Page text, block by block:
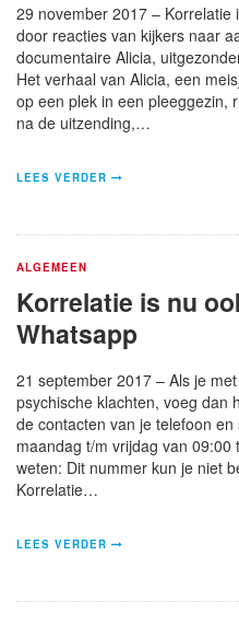
29 november 2017 –
door reacties van kijkers naar
documentaire Alicia,
Het verhaal van Alicia, een
op een plek in een pleeggezin,
na de uitzending,…
LEES VERDER
ALGEMEEN
Korrelatie is nu
Whatsapp
21 september 2017 – Als je
psychische klachten, voeg dan
de contacten van je telefoon
maandag t/m vrijdag van
weten: Dit nummer kun je niet
Korrelatie…
LEES VERDER